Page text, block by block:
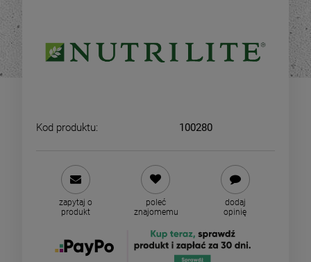
Kod produktu: 100280
zapytaj o
produkt
poleć
znajomemu
dodaj
opinię